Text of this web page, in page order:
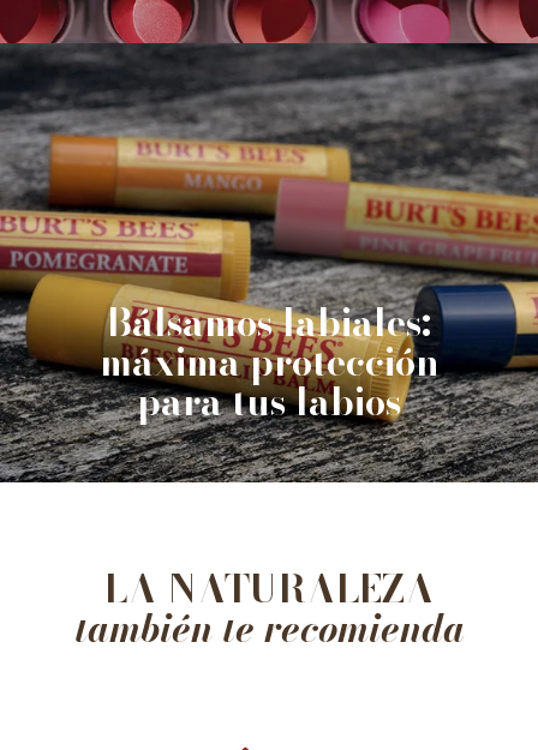
Bálsamos labiales:
máxima protección
para tus labios
LA NATURALEZA
también te recomienda